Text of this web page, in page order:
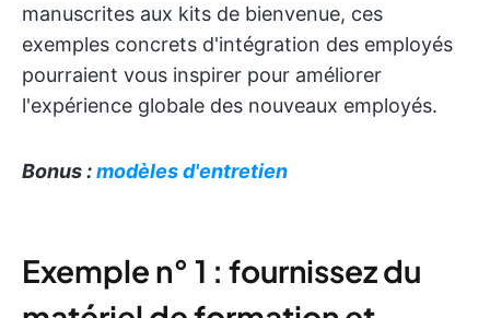
manuscrites aux kits de bienvenue, ces
exemples concrets d'intégration des employés
pourraient vous inspirer pour améliorer
l'expérience globale des nouveaux employés.
Bonus :modèles d'entretien
Exemple n° 1 : fournissez du